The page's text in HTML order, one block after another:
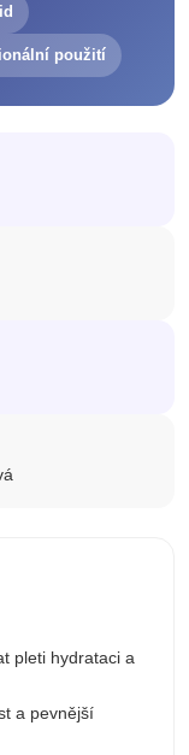
použití
pleti hydrataci a
a pevnější